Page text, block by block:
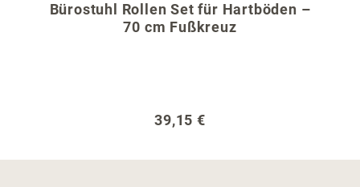
Bürostuhl Rollen Set für Hartböden –
70 cm Fußkreuz
Regulärer Preis:
39,15 €